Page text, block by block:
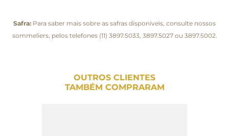
Safra: Para saber mais sobre as safras disponíveis, consulte nossos
sommeliers, pelos telefones (11) 3897.5033, 3897.5027 ou 3897.5002.
OUTROS CLIENTES
TAMBÉM COMPRARAM